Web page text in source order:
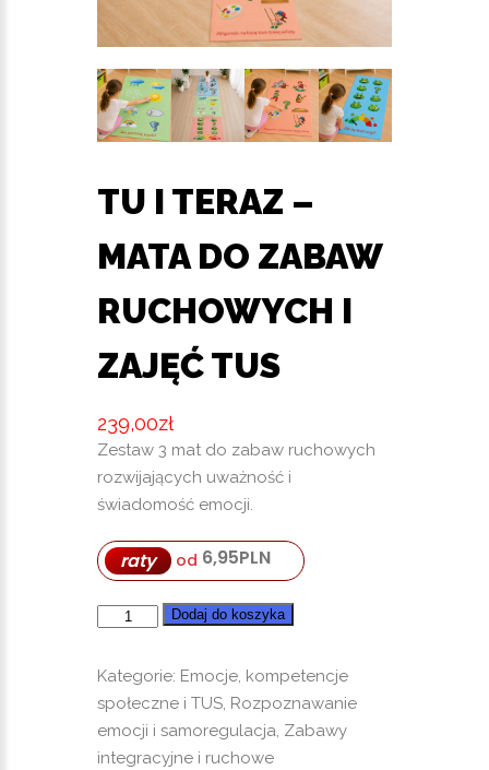
TU I TERAZ –
MATA DO ZABAW
RUCHOWYCH I
ZAJĘĆ TUS
239,00zł
Zestaw 3 mat do zabaw ruchowych
rozwijających uważność i
świadomość emocji.
raty od 6,95PLN
ilość
i
teraz
–
mata
Dodaj do koszyka
Kategorie: Emocje, kompetencje
społeczne i TUS, Rozpoznawanie
emocji i samoregulacja, Zabawy
integracyjne i ruchowe